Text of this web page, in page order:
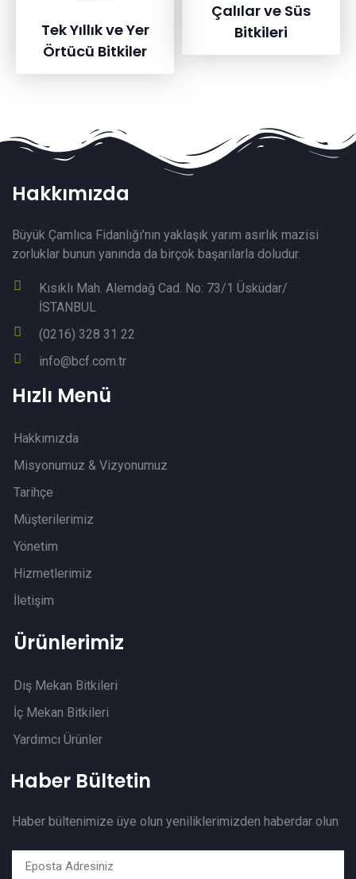
Tek Yıllık ve Yer
Örtücü Bitkiler
Çalılar ve Süs
Bitkileri
Hakkımızda
Büyük Çamlıca Fidanlığı’nın yaklaşık yarım asırlık mazisi
zorluklar bunun yanında da birçok başarılarla doludur.
Kısıklı Mah. Alemdağ Cad. No: 73/1 Üsküdar/
İSTANBUL
(0216) 328 31 22
info@bcf.com.tr
Hızlı Menü
Hakkımızda
Misyonumuz & Vizyonumuz
Tarihçe
Müşterilerimiz
Yönetim
Hizmetlerimiz
İletişim
Ürünlerimiz
Dış Mekan Bitkileri
İç Mekan Bitkileri
Yardımcı Ürünler
Haber Bültetin
Haber bültenimize üye olun yeniliklerimizden haberdar olun